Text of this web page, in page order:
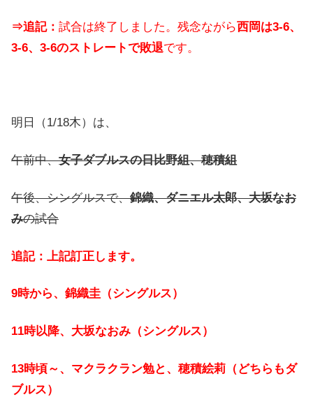
⇒追記： 試合は終了しました。 残念ながら西岡は3-6、
3-6、3-6のストレートで敗退です。
明日（1/18木）は、
午前中、女子ダブルスの日比野組、穂積組
午後、シングルスで、錦織、ダニエル太郎、大坂なお
みの試合
追記：上記訂正します。
9時から、錦織圭（シングルス）
11時以降、大坂なおみ（シングルス）
13時頃～、マクラクラン勉と、穂積絵莉（どちらもダ
ブルス）